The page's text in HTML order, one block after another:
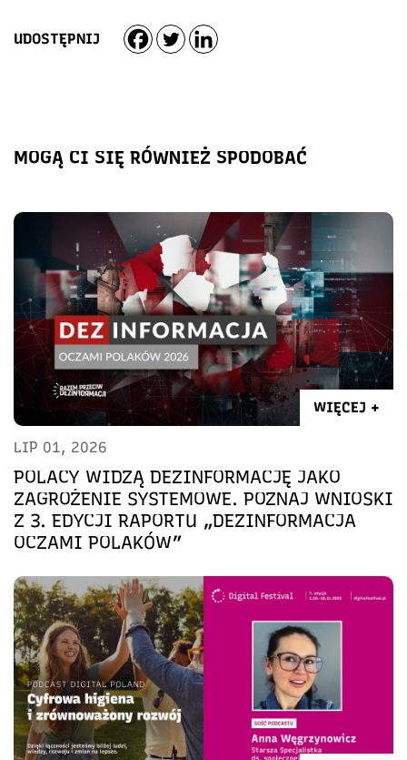
UDOSTĘPNIJ
MOGĄ CI SIĘ RÓWNIEŻ SPODOBAĆ
WIĘCEJ +
LIP 01, 2026
POLACY WIDZĄ DEZINFORMACJĘ JAKO
ZAGROŻENIE SYSTEMOWE. POZNAJ WNIOSKI
Z 3. EDYCJI RAPORTU „DEZINFORMACJA
OCZAMI POLAKÓW”